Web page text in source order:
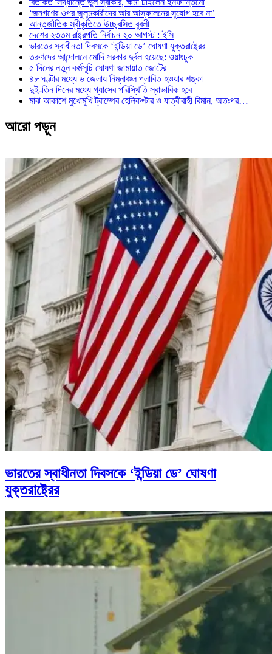
বিতর্কিত সিদ্ধান্তে ভুল স্বীকার, ক্ষমা চাইলেন ইনফান্তিনো
‘জনগণের ওপর জুলুমকারীদের আর আস্ফালনের সুযোগ হবে না’
আন্তর্জাতিক স্বীকৃতিতে উচ্ছ্বসিত বুবলী
দেশের ২৩তম রাষ্ট্রপতি নির্বাচন ২০ আগস্ট : ইসি
ভারতের স্বাধীনতা দিবসকে ‘ইন্ডিয়া ডে’ ঘোষণা যুক্তরাষ্ট্রের
তরুণদের আন্দোলনে মোদি সরকার দুর্বল হয়েছে: ওয়াংচুক
৫ দিনের নতুন কর্মসূচি ঘোষণা জামায়াত জোটের
৪৮ ঘণ্টার মধ্যে ৬ জেলায় নিম্নাঞ্চল প্লাবিত হওয়ার শঙ্কা
দুই-তিন দিনের মধ্যে গ্যাসের পরিস্থিতি স্বাভাবিক হবে
মাঝ আকাশে মুখোমুখি ট্রাম্পের হেলিকপ্টার ও যাত্রীবাহী বিমান, অতঃপর…
আরো পড়ুন
ভারতের স্বাধীনতা দিবসকে ‘ইন্ডিয়া ডে’ ঘোষণা
যুক্তরাষ্ট্রের